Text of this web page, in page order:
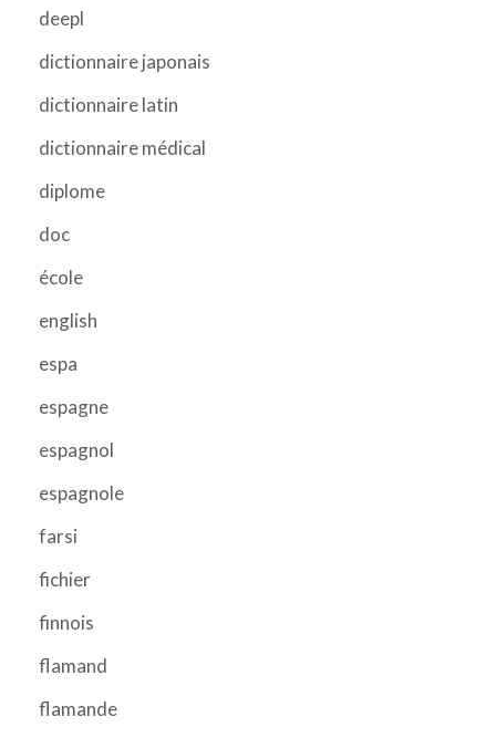
deepl
dictionnaire japonais
dictionnaire latin
dictionnaire médical
diplome
doc
école
english
espa
espagne
espagnol
espagnole
farsi
fichier
finnois
flamand
flamande